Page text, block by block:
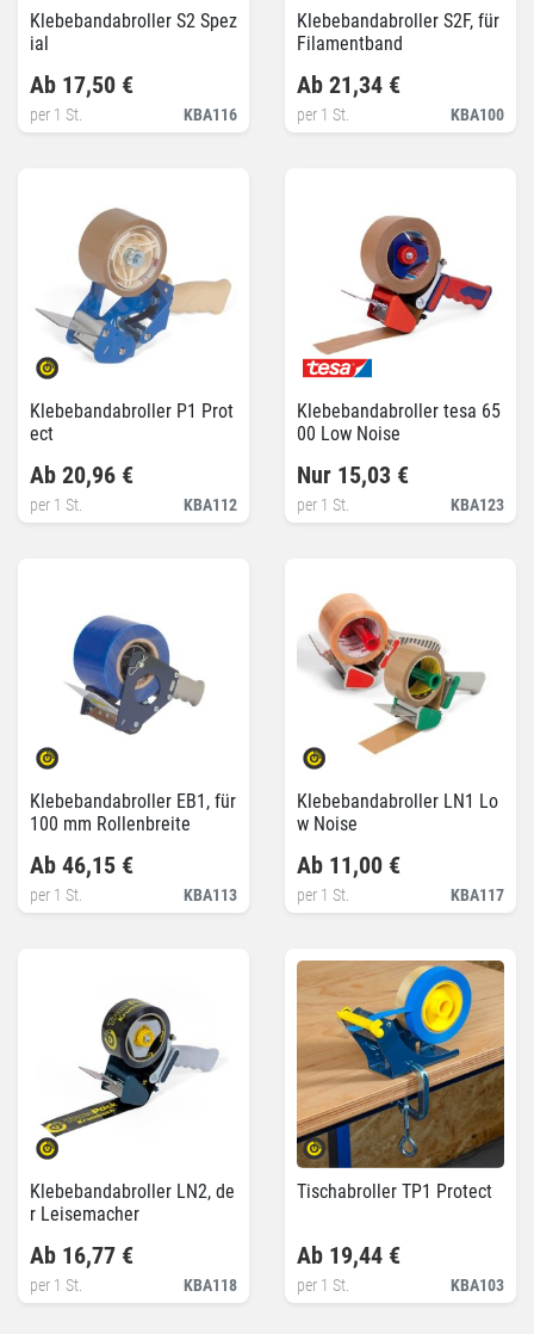
Klebebandabroller S2 Spez
ial
KBA116
Ab 17,50 €
per 1 St.
Klebebandabroller S2F, für
Filamentband
KBA100
Ab 21,34 €
per 1 St.
Klebebandabroller P1 Prot
ect
KBA112
Ab 20,96 €
per 1 St.
Klebebandabroller tesa 65
00 Low Noise
KBA123
Nur 15,03 €
per 1 St.
Klebebandabroller EB1, für
100 mm Rollenbreite
KBA113
Ab 46,15 €
per 1 St.
Klebebandabroller LN1 Lo
w Noise
KBA117
Ab 11,00 €
per 1 St.
Klebebandabroller LN2, de
r Leisemacher
KBA118
Ab 16,77 €
per 1 St.
Tischabroller TP1 Protect
KBA103
Ab 19,44 €
per 1 St.